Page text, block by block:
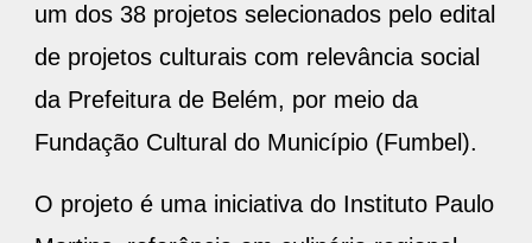
um dos 38 projetos selecionados pelo edital
de projetos culturais com relevância social
da Prefeitura de Belém, por meio da
Fundação Cultural do Município (Fumbel).
O projeto é uma iniciativa do Instituto Paulo